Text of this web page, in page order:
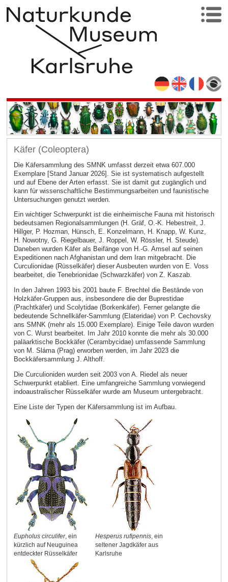
Käfer (Coleoptera)
Die Käfersammlung des SMNK umfasst derzeit etwa 607.000
Exemplare [Stand Januar 2026]. Sie ist systematisch aufgestellt
und auf Ebene der Arten erfasst. Sie ist damit gut zugänglich und
kann für wissenschaftliche Bestimmungsarbeiten und faunistische
Untersuchungen genutzt werden.
Ein wichtiger Schwerpunkt ist die einheimische Fauna mit historisch
bedeutsamen Regionalsammlungen (H. Gräf, O.-K. Hebestreit, J.
Hillger, P. Hozman, Hünsch, E. Konzelmann, H. Knapp, W. Kunz,
H. Nowotny, G. Riegelbauer, J. Roppel, W. Rössler, H. Steude).
Daneben wurden Käfer als Beifänge von H.-G. Amsel auf seinen
Expeditionen nach Afghanistan und dem Iran mitgebracht. Die
Curculionidae (Rüsselkäfer) dieser Ausbeuten wurden von E. Voss
bearbeitet, die Tenebrionidae (Schwarzkäfer) von Z. Kaszab.
In den Jahren 1993 bis 2001 baute F. Brechtel die Bestände von
Holzkäfer-Gruppen aus, insbesondere die der Buprestidae
(Prachtkäfer) und Scolytidae (Borkenkäfer). Ferner gelangte die
bedeutende Schnellkäfer-Sammlung (Elateridae) von P. Cechovsky
ans SMNK (mehr als 15.000 Exemplare). Einige Teile davon wurden
von C. Wurst bearbeitet. Im Jahr 2010 konnte die mehr als 30.000
paläarktische Bockkäfer (Cerambycidae) umfassende Sammlung
von M. Sláma (Prag) erworben werden, im Jahr 2023 die
Bockkäfersammlung J. Althoff.
Die Curculioniden wurden seit 2003 von A. Riedel als neuer
Schwerpunkt etabliert. Eine umfangreiche Sammlung vorwiegend
indoaustralischer Rüsselkäfer wurde am Museum untergebracht.
Eine Liste der Typen der Käfersammlung ist im Aufbau.
Eupholus circulifer, ein
kürzlich auf Neuguinea
entdeckter Rüsselkäfer
Hesperus rufipennis, ein
seltener Jagdkäfer aus
Karlsruhe